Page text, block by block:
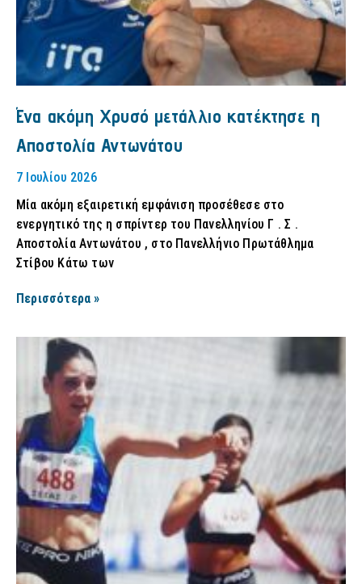
Ένα ακόμη Χρυσό μετάλλιο κατέκτησε η
Αποστολία Αντωνάτου
7 Ιουλίου 2026
Μία ακόμη εξαιρετική εμφάνιση προσέθεσε στο
ενεργητικό της η σπρίντερ του Πανελληνίου Γ . Σ .
Αποστολία Αντωνάτου , στο Πανελλήνιο Πρωτάθλημα
Στίβου Κάτω των
Περισσότερα »